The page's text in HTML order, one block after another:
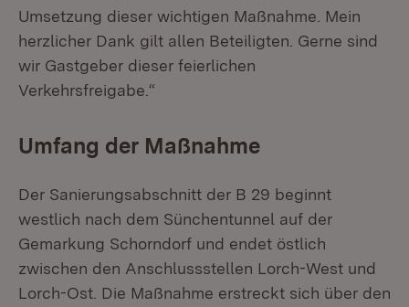
Umsetzung dieser wichtigen Maßnahme. Mein
herzlicher Dank gilt allen Beteiligten. Gerne sind
wir Gastgeber dieser feierlichen
Verkehrsfreigabe.“
Umfang der Maßnahme
Der Sanierungsabschnitt der B 29 beginnt
westlich nach dem Sünchentunnel auf der
Gemarkung Schorndorf und endet östlich
zwischen den Anschlussstellen Lorch-West und
Lorch-Ost. Die Maßnahme erstreckt sich über den